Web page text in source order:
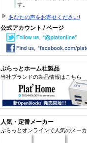
す。
あなたの声をお寄せください!
公式アカウント / ページ
ぷらっとホーム社製品
当社ブランドの製品情報はこちら
人気・定番メーカー
ぷらっとオンラインで人気のメーカ